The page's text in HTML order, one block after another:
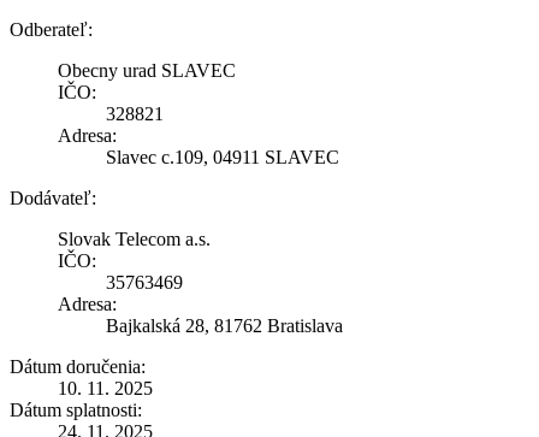
Odberateľ:
Obecny urad SLAVEC
IČO:
328821
Adresa:
Slavec c.109, 04911 SLAVEC
Dodávateľ:
Slovak Telecom a.s.
IČO:
35763469
Adresa:
Bajkalská 28, 81762 Bratislava
Dátum doručenia:
10. 11. 2025
Dátum splatnosti:
24. 11. 2025